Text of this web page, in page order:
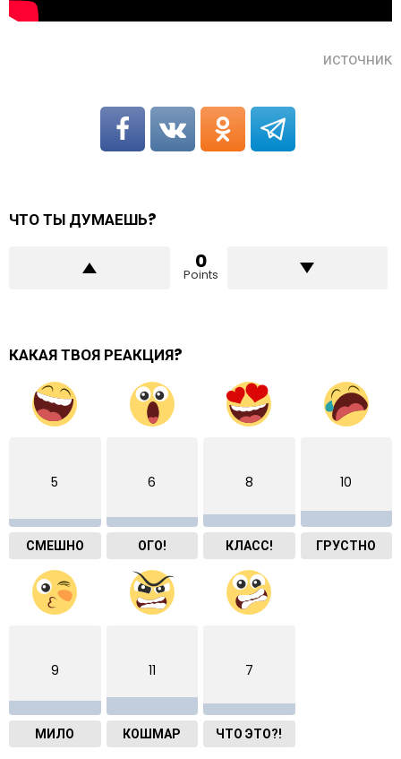
источник
ЧТО ТЫ ДУМАЕШЬ?
0
Points
КАКАЯ ТВОЯ РЕАКЦИЯ?
5
СМЕШНО
6
ОГО!
8
КЛАСС!
10
ГРУСТНО
9
МИЛО
11
КОШМАР
7
ЧТО ЭТО?!